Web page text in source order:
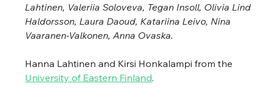
Lahtinen, Valeriia Soloveva, Tegan Insoll, Olivia Lind
Haldorsson, Laura Daoud, Katariina Leivo, Nina
Vaaranen-Valkonen, Anna Ovaska.
Hanna Lahtinen and Kirsi Honkalampi from the
University of Eastern Finland.